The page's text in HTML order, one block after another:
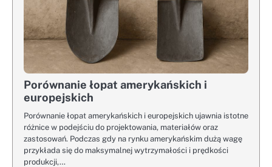
Porównanie łopat amerykańskich i
europejskich
Porównanie łopat amerykańskich i europejskich ujawnia istotne
różnice w podejściu do projektowania, materiałów oraz
zastosowań. Podczas gdy na rynku amerykańskim dużą wagę
przykłada się do maksymalnej wytrzymałości i prędkości
produkcji,…